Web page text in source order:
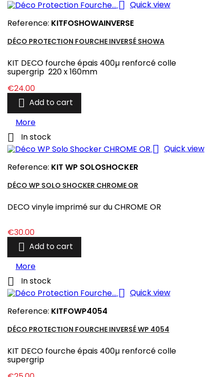
 Quick view
Reference: KITFOSHOWAINVERSE
DÉCO PROTECTION FOURCHE INVERSÉ SHOWA
KIT DECO fourche épais 400µ renforcé colle
supergrip 220 x 160mm
Price
€24.00
 Add to cart
More
 In stock
 Quick view
Reference: KIT WP SOLOSHOCKER
DÉCO WP SOLO SHOCKER CHROME OR
DECO vinyle imprimé sur du CHROME OR
Price
€30.00
 Add to cart
More
 In stock
 Quick view
Reference: KITFOWP4054
DÉCO PROTECTION FOURCHE INVERSÉ WP 4054
KIT DECO fourche épais 400µ renforcé colle
supergrip